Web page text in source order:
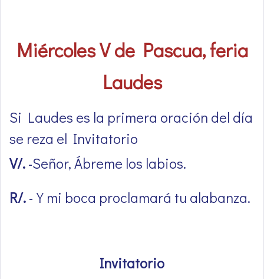
Miércoles V de Pascua, feria
Laudes
Si Laudes es la primera oración del día
se reza el Invitatorio
V/.-Señor, Ábreme los labios.
R/.-Y mi boca proclamará tu alabanza.
Invitatorio